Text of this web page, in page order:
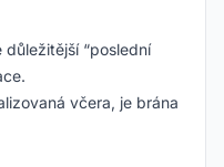
důležitější “poslední
včera, je brána